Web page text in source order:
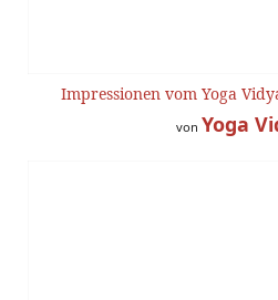
Impressionen vom Yoga
von Yoga